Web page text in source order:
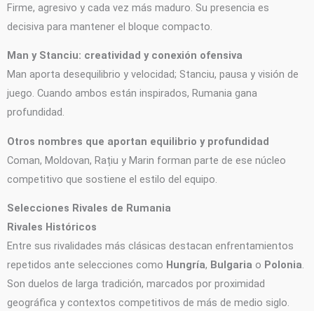
Firme, agresivo y cada vez más maduro. Su presencia es
decisiva para mantener el bloque compacto.
Man y Stanciu: creatividad y conexión ofensiva
Man aporta desequilibrio y velocidad; Stanciu, pausa y visión de
juego. Cuando ambos están inspirados, Rumania gana
profundidad.
Otros nombres que aportan equilibrio y profundidad
Coman, Moldovan, Rațiu y Marin forman parte de ese núcleo
competitivo que sostiene el estilo del equipo.
Selecciones Rivales de Rumania
Rivales Históricos
Entre sus rivalidades más clásicas destacan enfrentamientos
repetidos ante selecciones como Hungría, Bulgaria o Polonia.
Son duelos de larga tradición, marcados por proximidad
geográfica y contextos competitivos de más de medio siglo.